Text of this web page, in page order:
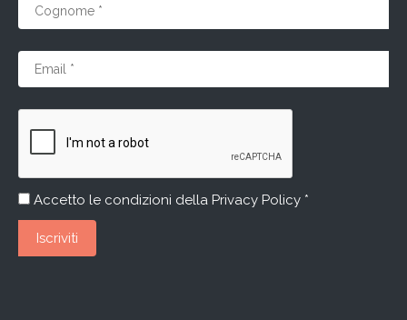
Accetto le condizioni della Privacy Policy *